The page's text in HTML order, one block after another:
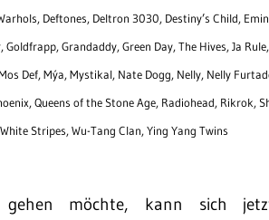
Deftones, Deltron 3030, Destiny’s Child,
Grandaddy, Green Day, The Hives, Ja Rule,
Def, Mýa, Mystikal, Nate Dogg, Nelly, Nelly
Queens of the Stone Age, Radiohead, Rikrok,
Stripes, Wu-Tang Clan, Ying Yang Twins
gehen möchte, kann sich